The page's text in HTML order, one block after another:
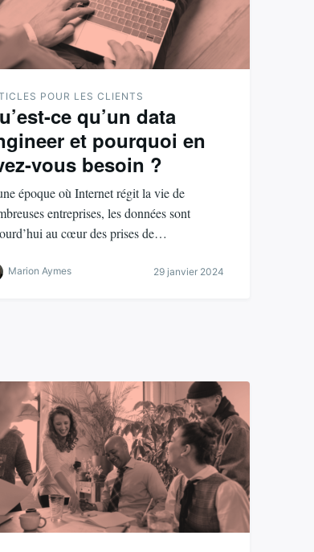
POUR LES CLIENTS
ce qu’un data
et pourquoi en
vous besoin ?
époque où Internet régit la vie de
entreprises, les données sont
au cœur des prises de…
Marion Aymes 29 janvier 2024